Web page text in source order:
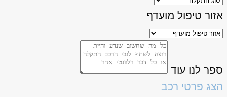
אזור טיפול מועדף
ספר לנו עוד
הצג פרטי רכב